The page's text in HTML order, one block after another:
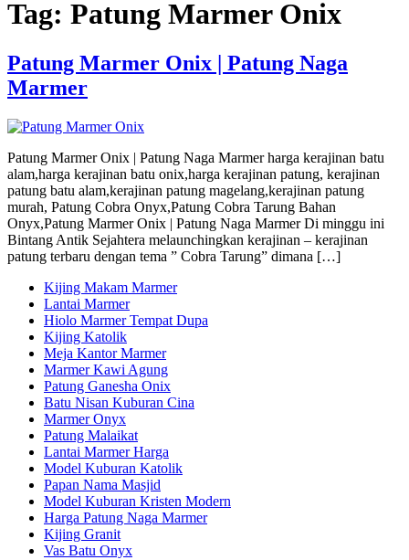
Tag: Patung Marmer Onix
Patung Marmer Onix | Patung Naga
Marmer
Patung Marmer Onix | Patung Naga Marmer harga kerajinan batu
alam,harga kerajinan batu onix,harga kerajinan patung, kerajinan
patung batu alam,kerajinan patung magelang,kerajinan patung
murah, Patung Cobra Onyx,Patung Cobra Tarung Bahan
Onyx,Patung Marmer Onix | Patung Naga Marmer Di minggu ini
Bintang Antik Sejahtera melaunchingkan kerajinan – kerajinan
patung terbaru dengan tema ” Cobra Tarung” dimana […]
Kijing Makam Marmer
Lantai Marmer
Hiolo Marmer Tempat Dupa
Kijing Katolik
Meja Kantor Marmer
Marmer Kawi Agung
Patung Ganesha Onix
Batu Nisan Kuburan Cina
Marmer Onyx
Patung Malaikat
Lantai Marmer Harga
Model Kuburan Katolik
Papan Nama Masjid
Model Kuburan Kristen Modern
Harga Patung Naga Marmer
Kijing Granit
Vas Batu Onyx